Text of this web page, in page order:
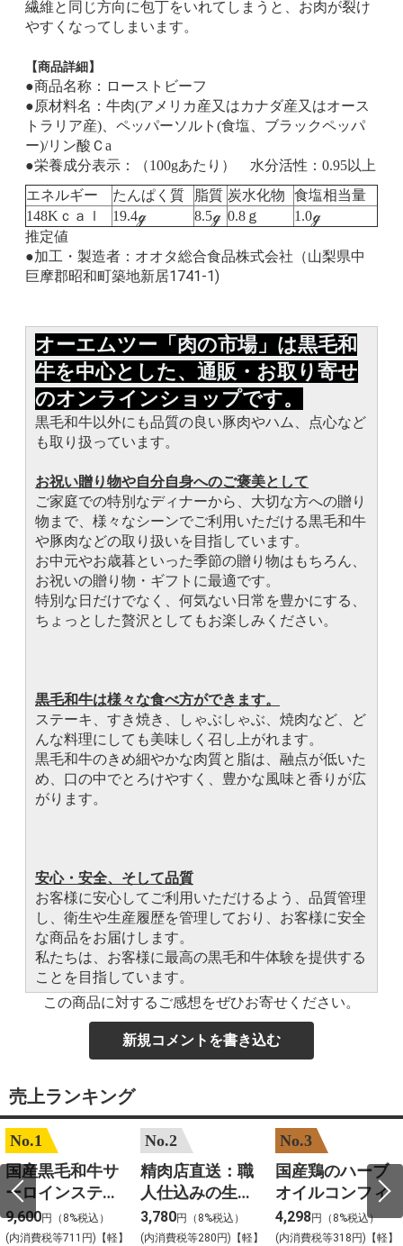
繊維と同じ方向に包丁をいれてしまうと、お肉が裂け
やすくなってしまいます。
【商品詳細】
●商品名称：ローストビーフ
●原材料名：牛肉(アメリカ産又はカナダ産又はオース
トラリア産)、ペッパーソルト(食塩、ブラックペッパ
ー)/リン酸Ｃa
●栄養成分表示：（100gあたり） 水分活性：0.95以上
エネルギー
たんぱく質 脂質 炭水化物
食塩相当量
148Kｃａｌ
19.4ℊ 8.5ℊ 0.8ｇ
1.0ℊ
推定値
●加工・製造者：オオタ総合食品株式会社（山梨県中
巨摩郡昭和町築地新居1741-1)
オーエムツー「肉の市場」は黒毛和
牛を中心とした、通販・お取り寄せ
のオンラインショップです。
黒毛和牛以外にも品質の良い豚肉やハム、点心など
も取り扱っています。
お祝い贈り物や自分自身へのご褒美として
ご家庭での特別なディナーから、大切な方への贈り
物まで、様々なシーンでご利用いただける黒毛和牛
や豚肉などの取り扱いを目指しています。
お中元やお歳暮といった季節の贈り物はもちろん、
お祝いの贈り物・ギフトに最適です。
特別な日だけでなく、何気ない日常を豊かにする、
ちょっとした贅沢としてもお楽しみください。
黒毛和牛は様々な食べ方ができます。
ステーキ、すき焼き、しゃぶしゃぶ、焼肉など、ど
んな料理にしても美味しく召し上がれます。
黒毛和牛のきめ細やかな肉質と脂は、融点が低いた
め、口の中でとろけやすく、豊かな風味と香りが広
がります。
安心・安全、そして品質
お客様に安心してご利用いただけるよう、品質管理
し、衛生や生産履歴を管理しており、お客様に安全
な商品をお届けします。
私たちは、お客様に最高の黒毛和牛体験を提供する
ことを目指しています。
この商品に対するご感想をぜひお寄せください。
新規コメントを書き込む
売上ランキング
No.1
国産黒毛和牛サ
ーロインステー
キ 約200gカット
2枚入
9,600円（8%税込）
(内消費税等711円)【軽】
No.2
精肉店直送：職
人仕込みの生ハ
ンバーグ
3,780円（8%税込）
(内消費税等280円)【軽】
No.3
国産鶏のハーブ
オイルコンフィ
4,298円（8%税込）
(内消費税等318円)【軽】